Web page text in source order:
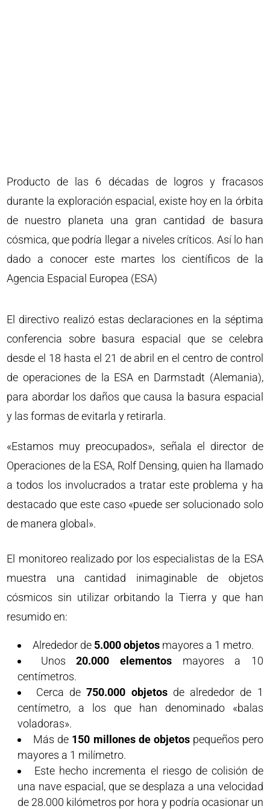
Producto de las 6 décadas de logros y fracasos
durante la exploración espacial, existe hoy en la órbita
de nuestro planeta una gran cantidad de basura
cósmica, que podría llegar a niveles críticos. Así lo han
dado a conocer este martes los científicos de la
Agencia Espacial Europea (ESA)
El directivo realizó estas declaraciones en la séptima
conferencia sobre basura espacial que se celebra
desde el 18 hasta el 21 de abril en el centro de control
de operaciones de la ESA en Darmstadt (Alemania),
para abordar los daños que causa la basura espacial
y las formas de evitarla y retirarla.
«Estamos muy preocupados», señala el director de
Operaciones de la ESA, Rolf Densing, quien ha llamado
a todos los involucrados a tratar este problema y ha
destacado que este caso «puede ser solucionado solo
de manera global».
El monitoreo realizado por los especialistas de la ESA
muestra una cantidad inimaginable de objetos
cósmicos sin utilizar orbitando la Tierra y que han
resumido en:
Alrededor de 5.000 objetos mayores a 1 metro.
Unos20.000 elementos mayores a 10
centímetros.
Cerca de750.000 objetosde alrededor de 1
centímetro, a los que han denominado «balas
voladoras».
Más de 150 millones de objetospequeños pero
mayores a 1 milímetro.
Este hecho incrementa el riesgo de colisión de
una nave espacial, que se desplaza a una velocidad
de 28.000 kilómetros por hora y podría ocasionar un